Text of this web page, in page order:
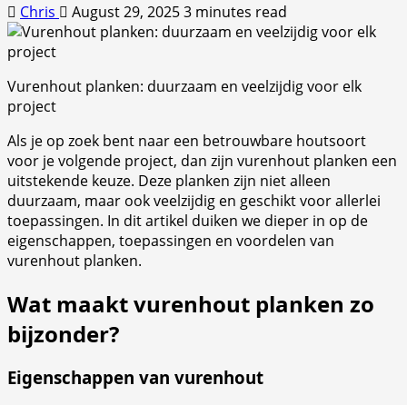
Chris August 29, 20253 minutes read
Vurenhout planken: duurzaam en veelzijdig voor elk
project
Als je op zoek bent naar een betrouwbare houtsoort
voor je volgende project, dan zijn vurenhout planken een
uitstekende keuze. Deze planken zijn niet alleen
duurzaam, maar ook veelzijdig en geschikt voor allerlei
toepassingen. In dit artikel duiken we dieper in op de
eigenschappen, toepassingen en voordelen van
vurenhout planken.
Wat maakt vurenhout planken zo
bijzonder?
Eigenschappen van vurenhout